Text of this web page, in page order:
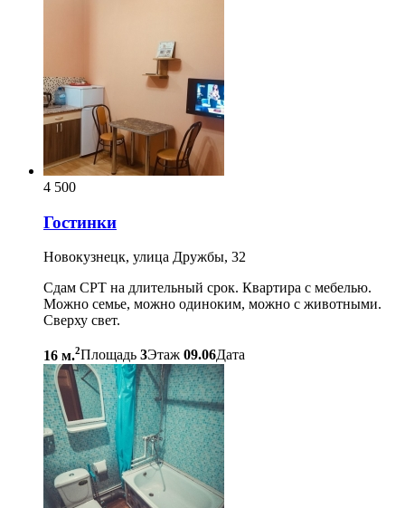
4 500
Гостинки
Новокузнецк, улица Дружбы, 32
Сдам СРТ на длительный срок. Квартира с мебелью.
Можно семье, можно одиноким, можно с животными.
Сверху свет.
16 м.2Площадь 3Этаж 09.06Дата